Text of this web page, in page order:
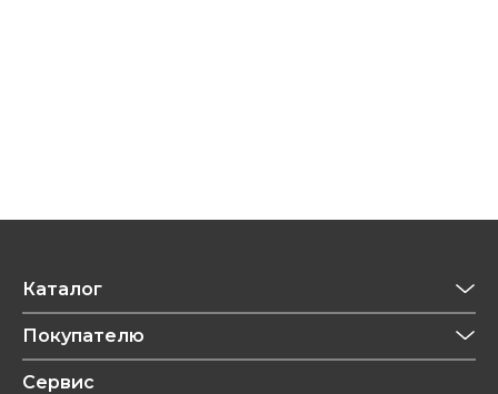
Каталог
Приготовление напитков
Техника для кухни
Покупателю
Обзоры
Сервис